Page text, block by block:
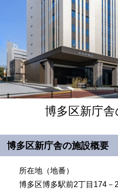
博多区新庁
博多区新庁舎の施設概要
所在地（地番）
博多区博多駅前2丁目174－2